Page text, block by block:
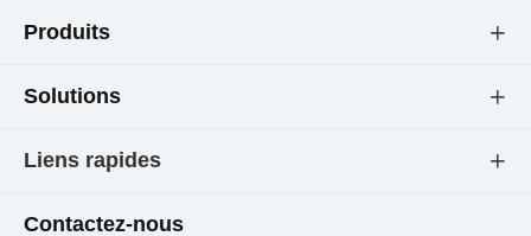
Produits 
Solutions 
Liens rapides 
Contactez-nous